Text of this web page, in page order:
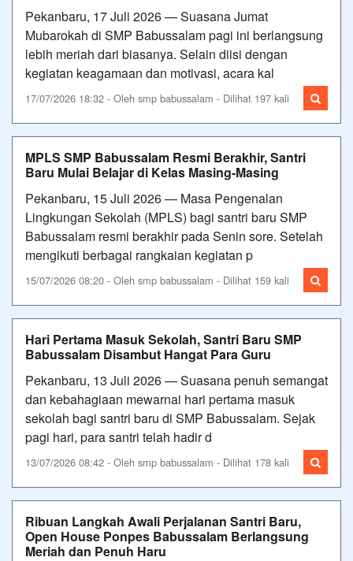
Pekanbaru, 17 Juli 2026 — Suasana Jumat
Mubarokah di SMP Babussalam pagi ini berlangsung
lebih meriah dari biasanya. Selain diisi dengan
kegiatan keagamaan dan motivasi, acara kal
17/07/2026 18:32 - Oleh smp babussalam - Dilihat 197 kali
MPLS SMP Babussalam Resmi Berakhir, Santri
Baru Mulai Belajar di Kelas Masing-Masing
Pekanbaru, 15 Juli 2026 — Masa Pengenalan
Lingkungan Sekolah (MPLS) bagi santri baru SMP
Babussalam resmi berakhir pada Senin sore. Setelah
mengikuti berbagai rangkaian kegiatan p
15/07/2026 08:20 - Oleh smp babussalam - Dilihat 159 kali
Hari Pertama Masuk Sekolah, Santri Baru SMP
Babussalam Disambut Hangat Para Guru
Pekanbaru, 13 Juli 2026 — Suasana penuh semangat
dan kebahagiaan mewarnai hari pertama masuk
sekolah bagi santri baru di SMP Babussalam. Sejak
pagi hari, para santri telah hadir d
13/07/2026 08:42 - Oleh smp babussalam - Dilihat 178 kali
Ribuan Langkah Awali Perjalanan Santri Baru,
Open House Ponpes Babussalam Berlangsung
Meriah dan Penuh Haru